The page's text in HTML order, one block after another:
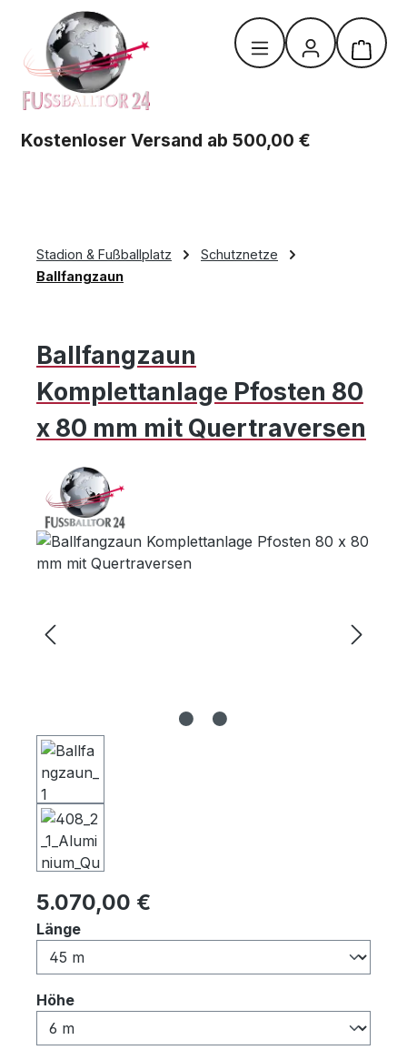
Zum Hauptinhalt springen
Kostenloser Versand ab 500,00 €
Stadion & Fußballplatz
Schutznetze
Ballfangzaun
Ballfangzaun
Komplettanlage Pfosten 80
x 80 mm mit Quertraversen
Bildergalerie überspringen
Regulärer Preis:
5.070,00 €
Längeauswählen
Höheauswählen